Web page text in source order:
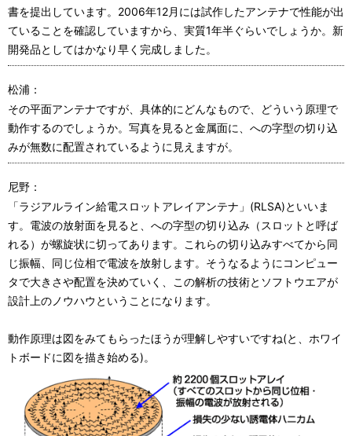
書を提出しています。2006年12月には試作したアンテナで性能が出
ていることを確認していますから、実質1年半ぐらいでしょうか。新
開発品としてはかなり早く完成しました。
松浦：
その平面アンテナですが、具体的にどんなもので、どういう原理で
動作するのでしょうか。写真を見ると金属面に、への字型の切り込
みが無数に配置されているように見えますが。
尼野：
「ラジアルライン給電スロットアレイアンテナ」(RLSA)といいま
す。電波の放射面を見ると、への字型の切り込み（スロットと呼ば
れる）が螺旋状に切ってあります。これらの切り込みすべてから同
じ振幅、同じ位相で電波を放射します。そうなるようにコンピュー
タで大きさや配置を決めていく、この解析の技術とソフトウエアが
設計上のノウハウということになります。
動作原理は図をみてもらったほうが理解しやすいですね(と、ホワイ
トボードに図を描き始める)。